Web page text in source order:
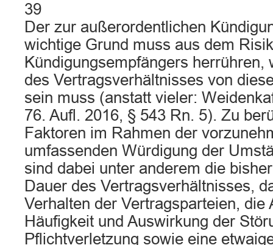
39
Der zur außerordentlichen
wichtige Grund muss aus dem
Kündigungsempfängers herrühren,
des Vertragsverhältnisses von
sein muss (anstatt vieler:
76. Aufl. 2016, § 543 Rn. 5). Zu
Faktoren im Rahmen der
umfassenden Würdigung der
sind dabei unter anderem die
Dauer des Vertragsverhältnisses,
Verhalten der Vertragsparteien, die
Häufigkeit und Auswirkung der
Pflichtverletzung sowie eine